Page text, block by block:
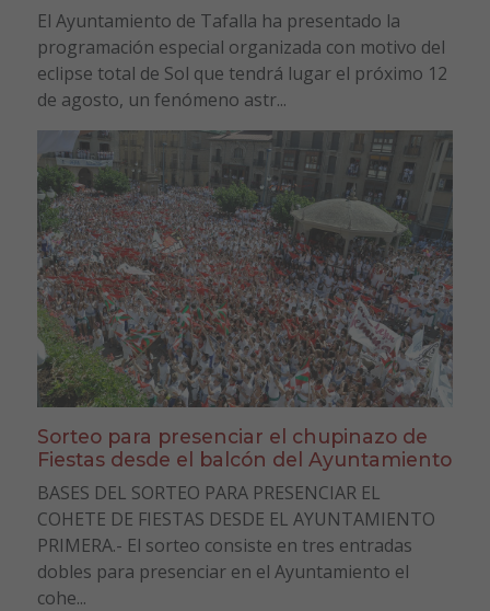
El Ayuntamiento de Tafalla ha presentado la
programación especial organizada con motivo del
eclipse total de Sol que tendrá lugar el próximo 12
de agosto, un fenómeno astr...
Sorteo para presenciar el chupinazo de
Fiestas desde el balcón del Ayuntamiento
BASES DEL SORTEO PARA PRESENCIAR EL
COHETE DE FIESTAS DESDE EL AYUNTAMIENTO
PRIMERA.- El sorteo consiste en tres entradas
dobles para presenciar en el Ayuntamiento el
cohe...